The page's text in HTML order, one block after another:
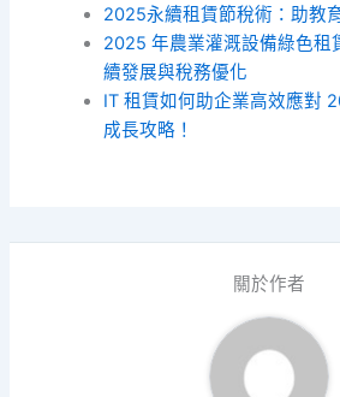
2025永續租賃節稅術：助教
2025 年農業灌溉設備綠色租
續發展與稅務優化
IT 租賃如何助企業高效應對
成長攻略！
關於作者